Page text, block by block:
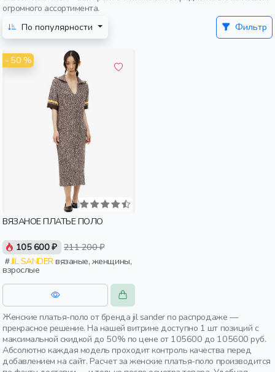
огромного ассортимента.
По популярности
Фильтр
- 50 %
ВЯЗАНОЕ ПЛАТЬЕ ПОЛО
105 600 ₽ 211 200 ₽
JIL SANDERвязаные, женщины,
взрослые
Женские платья-поло от бренда jil sander по распродаже —
прекрасное решение. На нашей витрине доступно 1 шт позиций с
максимальной скидкой до 50% по цене от 105600 до 105600 руб.
Абсолютно каждая модель проходит контроль качества перед
добавлением на сайт. Расчет за женские платья-поло производится